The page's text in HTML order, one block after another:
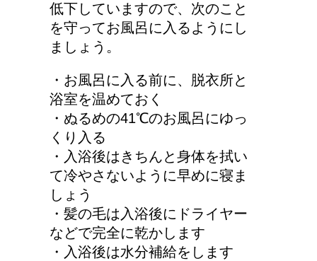
人が死ぬ前に感じる予感
車に子供を3人乗せる場
合は普通車？もしくはワ
ゴン？
トマトの収穫、なぜ実が
割れるのか？
低下していますので、次のこと
を守ってお風呂に入るようにし
ましょう。
・お風呂に入る前に、脱衣所と
浴室を温めておく
・ぬるめの41℃のお風呂にゆっ
くり入る
・入浴後はきちんと身体を拭い
て冷やさないように早めに寝ま
しょう
・髪の毛は入浴後にドライヤー
などで完全に乾かします
・入浴後は水分補給をします